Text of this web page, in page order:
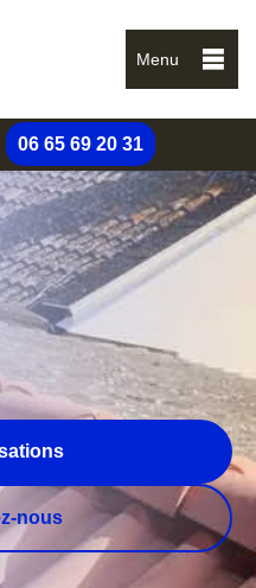
Menu
06 65 69 20 31
nous